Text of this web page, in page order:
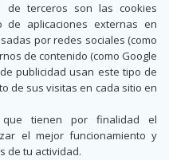
de terceros son las cookies
aplicaciones externas en
por redes sociales (como
de contenido (como Google
publicidad usan este tipo de
de sus visitas en cada sitio en
que tienen por finalidad el
el mejor funcionamiento y
de tu actividad.